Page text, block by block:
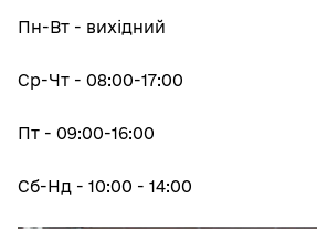
Пн-Вт - вихідний
Ср-Чт - 08:00-17:00
Пт - 09:00-16:00
Сб-Нд - 10:00 - 14:00